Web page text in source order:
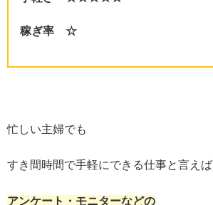
稼ぎ率 ☆
忙しい主婦でも
すき間時間で手軽にできる仕事と言えば
アンケート・モニターなどの